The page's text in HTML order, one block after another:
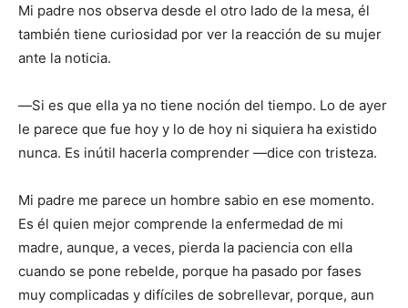
Mi padre nos observa desde el otro lado de la mesa, él
también tiene curiosidad por ver la reacción de su mujer
ante la noticia.
―Si es que ella ya no tiene noción del tiempo. Lo de ayer
le parece que fue hoy y lo de hoy ni siquiera ha existido
nunca. Es inútil hacerla comprender ―dice con tristeza.
Mi padre me parece un hombre sabio en ese momento.
Es él quien mejor comprende la enfermedad de mi
madre, aunque, a veces, pierda la paciencia con ella
cuando se pone rebelde, porque ha pasado por fases
muy complicadas y difíciles de sobrellevar, porque, aun